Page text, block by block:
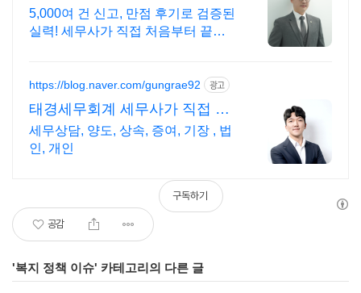
5,000여 건 신고, 만점 후기로 검증된
실력! 세무사가 직접 처음부터 끝까
https://blog.naver.com/gungrae92 광고
태경세무회계 세무사가 직접 상
담
세무상담, 양도, 상속, 증여, 기장 , 법
인, 개인
공감
구독하기
'복지 정책 이슈' 카테고리의 다른 글